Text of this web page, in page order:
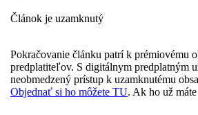
Článok je uzamknutý
Pokračovanie článku patrí k prémiovému
predplatiteľov. S digitálnym predplatným
neobmedzený prístup k uzamknutému
Objednať si ho môžete TU. Ak ho už máte